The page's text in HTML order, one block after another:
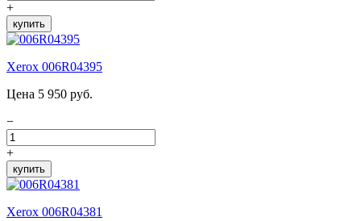
+
купить
Xerox 006R04395
Цена 5 950 руб.
−
+
купить
Xerox 006R04381